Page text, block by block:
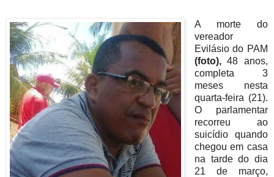
A morte do
vereador
Evilásio do PAM
(foto),48 anos,
completa 3
meses nesta
quarta-feira (21).
O parlamentar
recorreu ao
suicídio quando
chegou em casa
na tarde do dia
21 de março,